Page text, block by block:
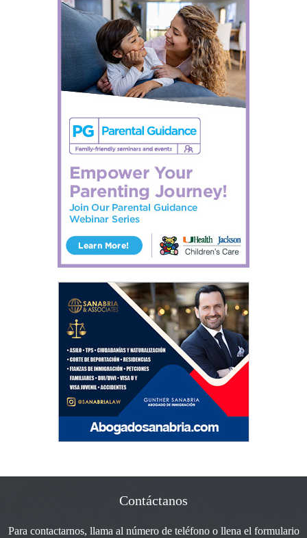
Contáctanos
Para contactarnos, llama al número de teléfono o llena el formulario